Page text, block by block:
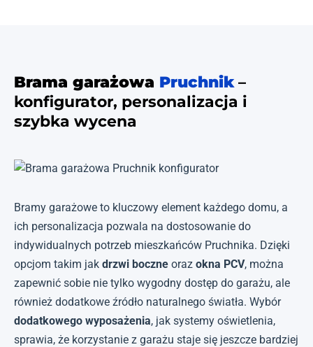
Brama garażowa Pruchnik–
konfigurator, personalizacja i
szybka wycena
Bramy garażowe to kluczowy element każdego domu, a
ich personalizacja pozwala na dostosowanie do
indywidualnych potrzeb mieszkańców Pruchnika. Dzięki
opcjom takim jak drzwi boczne oraz okna PCV, można
zapewnić sobie nie tylko wygodny dostęp do garażu, ale
również dodatkowe źródło naturalnego światła. Wybór
dodatkowego wyposażenia, jak systemy oświetlenia,
sprawia, że korzystanie z garażu staje się jeszcze bardziej